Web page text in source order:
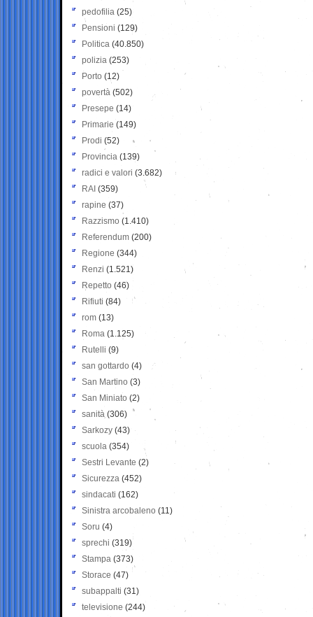
pedofilia (25)
Pensioni (129)
Politica (40.850)
polizia (253)
Porto (12)
povertà (502)
Presepe (14)
Primarie (149)
Prodi (52)
Provincia (139)
radici e valori (3.682)
RAI (359)
rapine (37)
Razzismo (1.410)
Referendum (200)
Regione (344)
Renzi (1.521)
Repetto (46)
Rifiuti (84)
rom (13)
Roma (1.125)
Rutelli (9)
san gottardo (4)
San Martino (3)
San Miniato (2)
sanità (306)
Sarkozy (43)
scuola (354)
Sestri Levante (2)
Sicurezza (452)
sindacati (162)
Sinistra arcobaleno (11)
Soru (4)
sprechi (319)
Stampa (373)
Storace (47)
subappalti (31)
televisione(244)